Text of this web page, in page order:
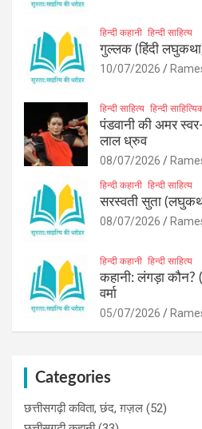
हिन्दी कहानी हिन्दी साहित्य
गुल्लक (हिंदी
10/07/2026
हिन्दी साहित्य हिन्दी
पंडवानी की अमर
लाल ध्रुव
08/07/2026
हिन्दी कहानी हिन्दी साहित्य
सरस्वती सुता
08/07/2026
हिन्दी कहानी हिन्दी साहित्य
कहानी: लंगड़ा कौन?
वर्मा
05/07/2026
Categories
छत्तीसगढ़ी कविता, छंद, ग़ज़ल (52)